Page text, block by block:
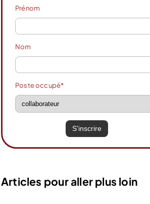
Voir l’offre
Lire l’avis
Prénom
Nom
Poste occupé*
Articles pour aller plus loin